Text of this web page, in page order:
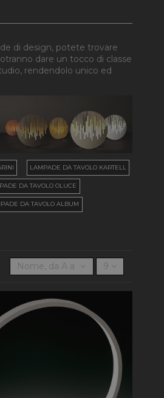
di design, potete trovare
dare un tocco di classe
rendendolo unico ed
LAMPADE DA TAVOLO KARTELL
DA TAVOLO OLUCE
DA TAVOLO ALBUM
Nome, da A a Z 9